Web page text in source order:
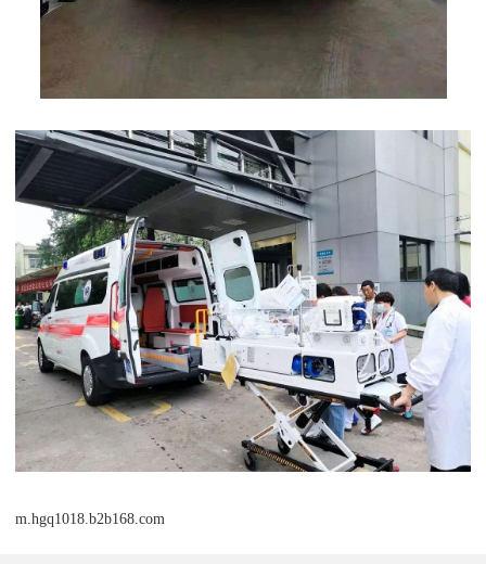
m.hgq1018.b2b168.com